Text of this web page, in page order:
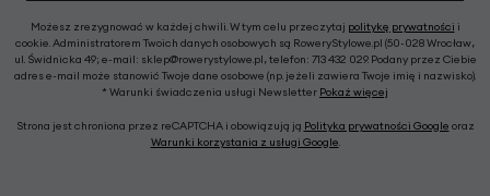
Możesz zrezygnować w każdej chwili. W tym celu przeczytaj politykę prywatności i
cookie. Administratorem Twoich danych osobowych są RoweryStylowe.pl (50-028 Wrocław,
ul. Świdnicka 49; e-mail: sklep@rowerystylowe.pl, telefon: 713 432 029. Podany przez Ciebie
adres e-mail może stanowić Twoje dane osobowe (np. jeżeli zawiera Twoje imię i nazwisko).
* Warunki świadczenia usługi Newsletter Pokaż więcej
Strona jest chroniona przez reCAPTCHA i obowiązują ją Polityka prywatności Google oraz
Warunki korzystania z usługi Google.